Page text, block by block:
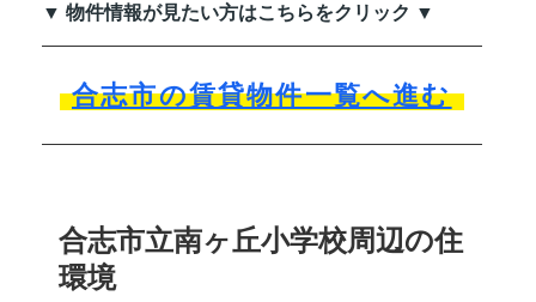
▼ 物件情報が見たい方はこちらをクリック ▼
合志市の賃貸物件一覧へ進む
合志市立南ヶ丘小学校周辺の住
環境